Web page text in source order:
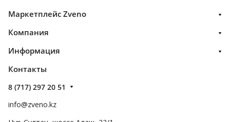
Маркетплейс Zveno
Компания
Информация
Контакты
8 (717) 297 20 51
info@zveno.kz